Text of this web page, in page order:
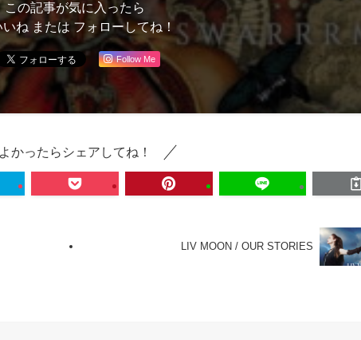
この記事が気に入ったら
ね または フォローしてね！
Follow Me
よかったらシェアしてね！
LIV MOON / OUR STORIES